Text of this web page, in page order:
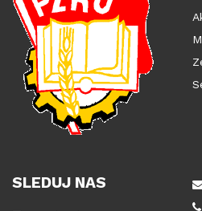
SLEDUJ NAS